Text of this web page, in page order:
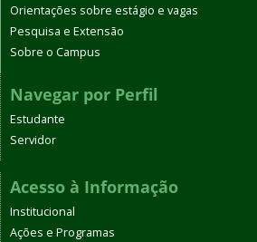
Orientações sobre estágio e vagas
Pesquisa e Extensão
Sobre o Campus
Navegar por Perfil
Estudante
Servidor
Acesso à Informação
Institucional
Ações e Programas